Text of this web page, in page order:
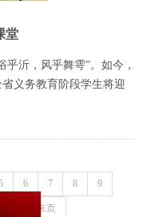
堂
乎沂，风乎舞雩”。如今，
义务教育阶段学生将迎
6 7 8 9
末页